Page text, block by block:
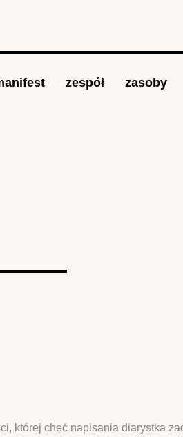
zespół zasoby
której chęć napisania diarystka